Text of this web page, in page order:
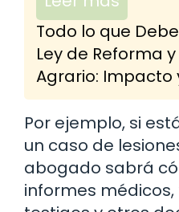
Todo lo que
Ley de Reforma
Agrario: Impacto
Por ejemplo, si
un caso de
abogado sabrá
informes